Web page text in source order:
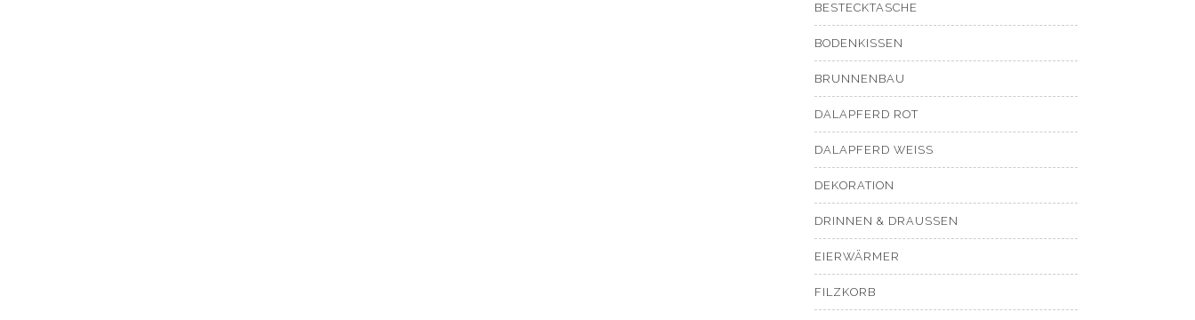
BESTECKTASCHE
BODENKISSEN
BRUNNENBAU
DALAPFERD ROT
DALAPFERD WEISS
DEKORATION
DRINNEN & DRAUSSEN
EIERWÄRMER
FILZKORB